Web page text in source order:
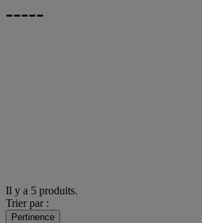
-----
Il y a 5 produits.
Trier par :
Pertinence